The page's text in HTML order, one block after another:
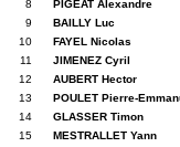
8
PIGEAT Alexandre
9
BAILLY Luc
10
FAYEL Nicolas
11
JIMENEZ Cyril
12
AUBERT Hector
13
POULET Pierre-
14
GLASSER Timon
15
MESTRALLET Yann